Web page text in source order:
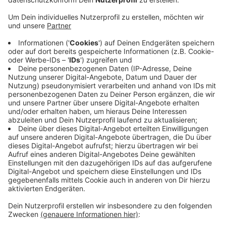
Marienborn den Geldautomaten der Commerzbank-
Filiale an der Hauptstraße gesprengt haben. Nach
worden. Der Sachschaden im Vorraum der Bank belief
sich aber auf einen fünfstelligen Betrag. Die Anklage
wirft den Männern Bandendiebstahl und das
Herbeiführen einer Sprengstoffexplosion vor. Sie
waren Anfang November festgenommen worden – als
sie offenbar einen weiteren Geldautomaten sprengen
wollten. In ihrem Auto stellte die Polizei
Sprengutensilien sicher. Bei der nächtlichen
Festnahmeaktion in Helgersdorf waren ein
Hubschrauber, Spezialeinsatzkräfte und ein Mantrailer-
Hund im Einsatz.
Anzeige